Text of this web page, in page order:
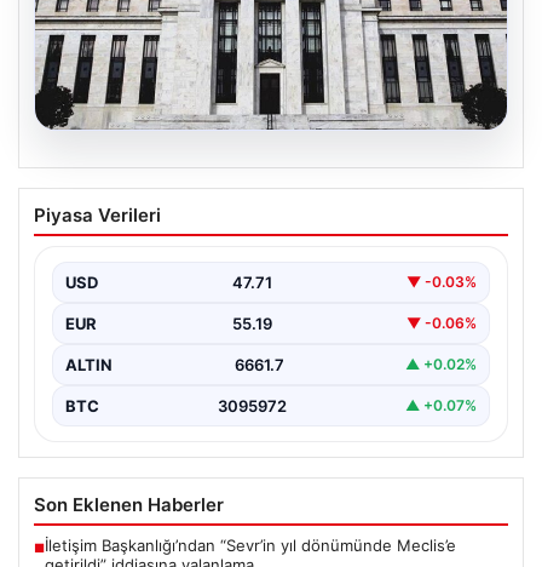
Fed faizi sabit tuttu
Piyasa Verileri
USD 47.71 ▼ -0.03%
EUR 55.19 ▼ -0.06%
ALTIN 6661.7 ▲ +0.02%
BTC 3095972 ▲ +0.07%
Son Eklenen Haberler
■İletişim Başkanlığı’ndan “Sevr’in yıl dönümünde Meclis’e